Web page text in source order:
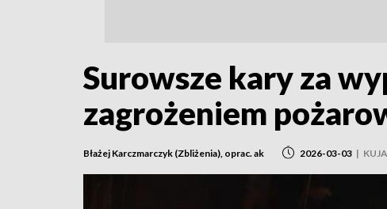
Surowsze kary za
zagrożeniem
Błażej Karczmarczyk (Zbliżenia), oprac. ak 2026-03-03 |